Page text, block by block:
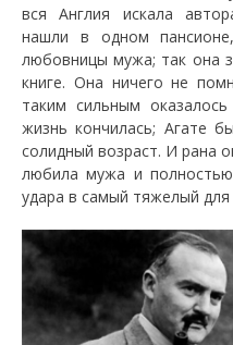
вся Англия искала
нашли в одном
любовницы мужа; так она
книге. Она ничего не
таким сильным
жизнь кончилась; Агате
солидный возраст. И рана
любила мужа и
удара в самый тяжелый